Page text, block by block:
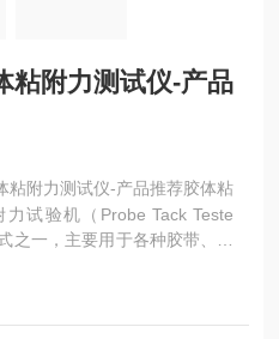
粘附力测试仪-产品
粘附力测试仪-产品推荐胶体粘
试验机（Probe Tack Teste
之一，主要用于各种胶带、粘
，适合各类研究机构、胶粘
等。